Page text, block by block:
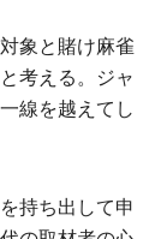
象と賭け麻雀
考える。ジャ
線を越えてし
持ち出して申